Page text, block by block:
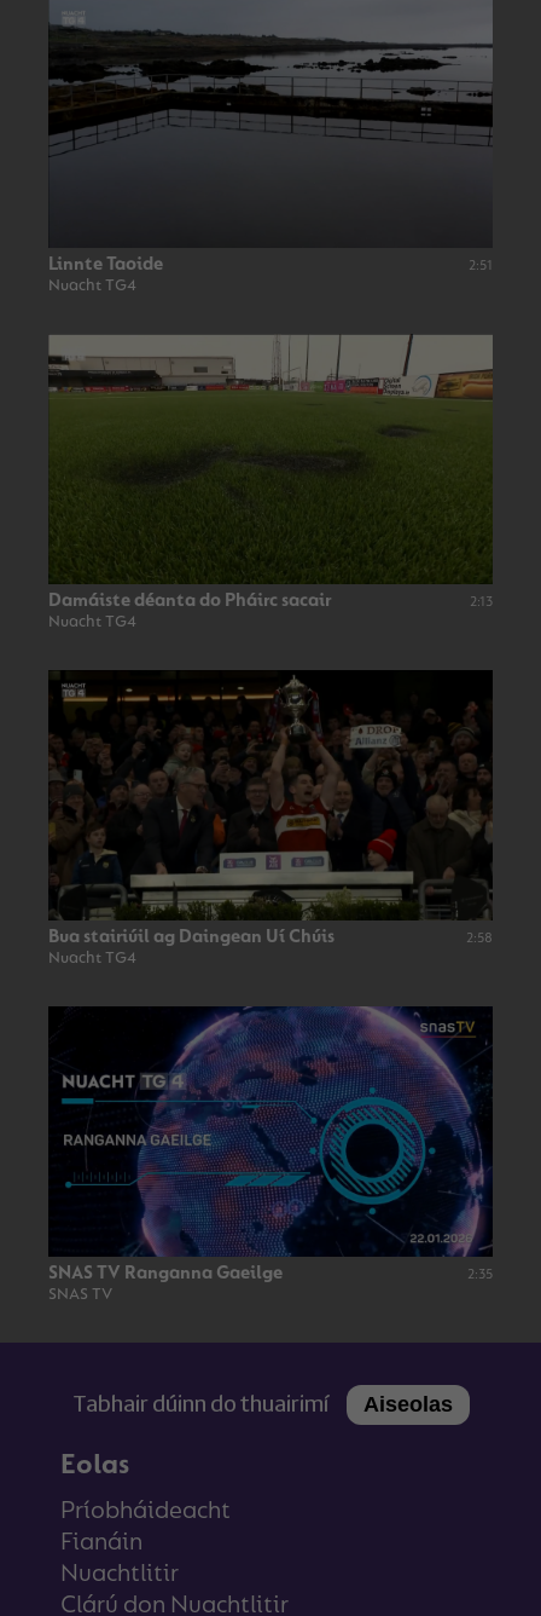
Linnte Taoide
Nuacht TG4
2:51
Damáiste déanta do Pháirc sacair
Nuacht TG4
2:13
Bua stairiúil ag Daingean Uí Chúis
Nuacht TG4
2:58
SNAS TV Ranganna Gaeilge
SNAS TV
2:35
Tabhair dúinn do thuairimí Aiseolas
Eolas
Príobháideacht
Fianáin
Nuachtlitir
Clárú don Nuachtlitir